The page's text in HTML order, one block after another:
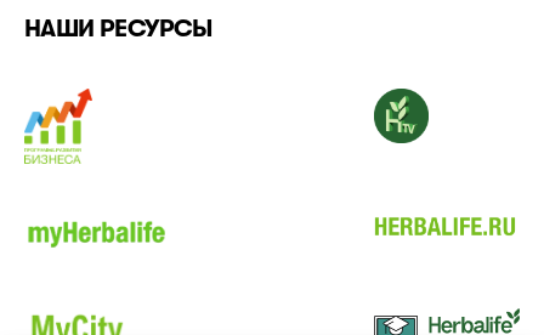
НАШИ РЕСУРСЫ